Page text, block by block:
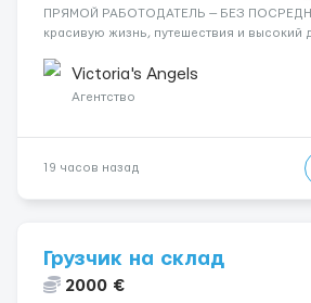
ПРЯМОЙ РАБОТОДАТЕЛЬ — БЕЗ
красивую жизнь, путешествия и высокий
Опытная команда с годами практики —
клиентов (без ...
Victoria's Angels
Агентство
19 часов назад
Грузчик на склад
2000 €